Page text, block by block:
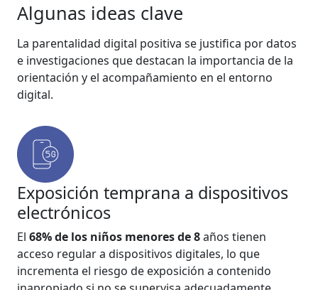
Algunas ideas clave
La parentalidad digital positiva se justifica por datos
e investigaciones que destacan la importancia de la
orientación y el acompañamiento en el entorno
digital.
Exposición temprana a dispositivos
electrónicos
El 68% de los niños menores de 8años tienen
acceso regular a dispositivos digitales, lo que
incrementa el riesgo de exposición a contenido